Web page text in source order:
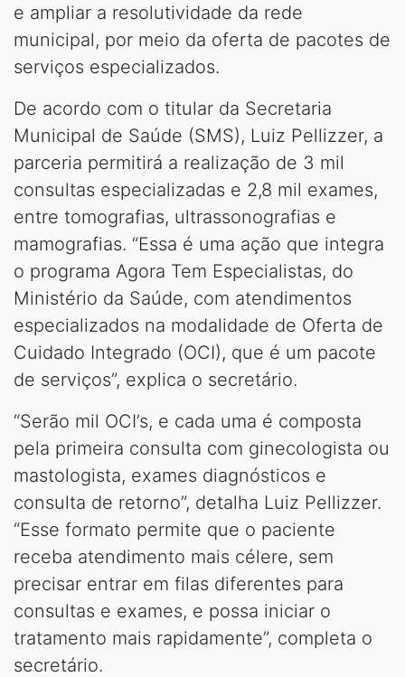
e ampliar a resolutividade da rede
municipal, por meio da oferta de pacotes de
serviços especializados.
De acordo com o titular da Secretaria
Municipal de Saúde (SMS), Luiz Pellizzer, a
parceria permitirá a realização de 3 mil
consultas especializadas e 2,8 mil exames,
entre tomografias, ultrassonografias e
mamografias. “Essa é uma ação que integra
o programa Agora Tem Especialistas, do
Ministério da Saúde, com atendimentos
especializados na modalidade de Oferta de
Cuidado Integrado (OCI), que é um pacote
de serviços”, explica o secretário.
“Serão mil OCI’s, e cada uma é composta
pela primeira consulta com ginecologista ou
mastologista, exames diagnósticos e
consulta de retorno”, detalha Luiz Pellizzer.
“Esse formato permite que o paciente
receba atendimento mais célere, sem
precisar entrar em filas diferentes para
consultas e exames, e possa iniciar o
tratamento mais rapidamente”, completa o
secretário.